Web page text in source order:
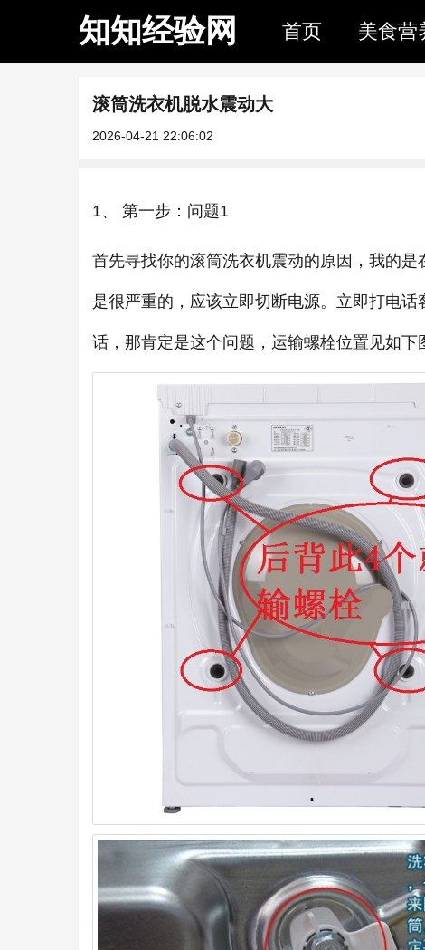
知知经验网 首页 美食营
滚筒洗衣机脱水震动大
2026-04-21 22:06:02
1、 第一步：问题1
首先寻找你的滚筒洗衣机震动的原因，我的
是很严重的，应该立即切断电源。立即打电
话，那肯定是这个问题，运输螺栓位置见如下